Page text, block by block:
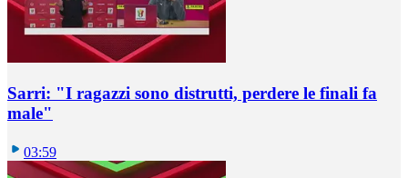
Sarri: "I ragazzi sono distrutti, perdere le finali fa
male"
03:59